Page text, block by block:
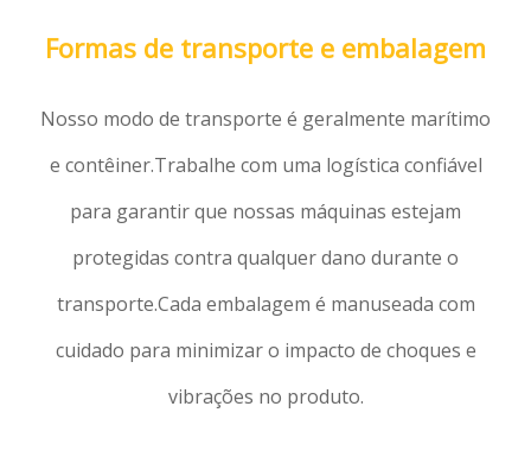
Formas de transporte e embalagem
Nosso modo de transporte é geralmente marítimo
e contêiner.Trabalhe com uma logística confiável
para garantir que nossas máquinas estejam
protegidas contra qualquer dano durante o
transporte.Cada embalagem é manuseada com
cuidado para minimizar o impacto de choques e
vibrações no produto.